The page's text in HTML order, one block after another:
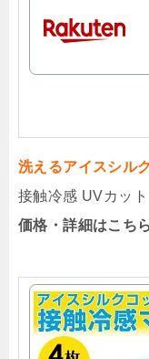
洗えるアイスシル
接触冷感 UVカット
価格・詳細はこち